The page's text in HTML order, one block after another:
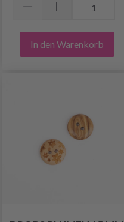
In den Warenkorb